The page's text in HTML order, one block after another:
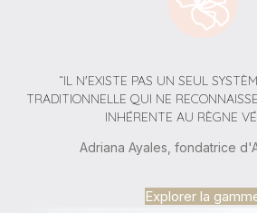
“IL N'EXISTE PAS UN SEUL
TRADITIONNELLE QUI NE
INHÉRENTE AU RÈGNE
Adriana Ayales, fondatrice
Explorer la